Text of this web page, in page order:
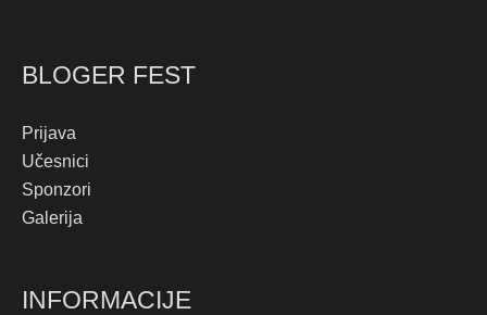
BLOGER FEST
Prijava
Učesnici
Sponzori
Galerija
INFORMACIJE